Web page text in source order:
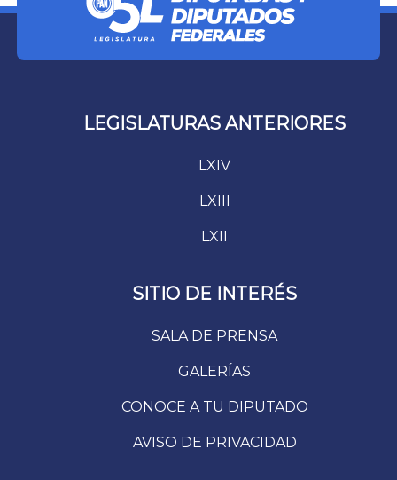
LEGISLATURAS ANTERIORES
LXIV
LXIII
LXII
SITIO DE INTERÉS
SALA DE PRENSA
GALERÍAS
CONOCE A TU DIPUTADO
AVISO DE PRIVACIDAD